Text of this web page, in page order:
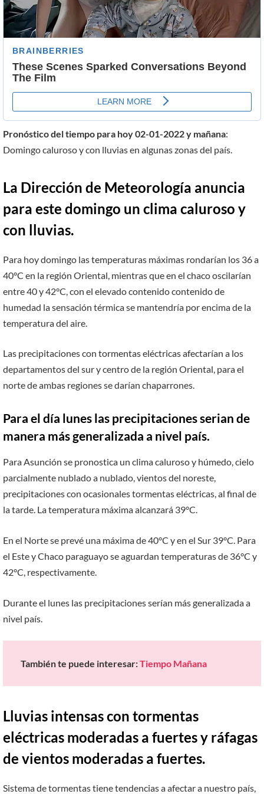
Pronóstico del tiempo para hoy 02-01-2022 y mañana:
Domingo caluroso y con lluvias en algunas zonas del país.
La Dirección de Meteorología anuncia
para este domingo un clima caluroso y
con lluvias.
Para hoy domingo las temperaturas máximas rondarían los 36 a
40°C en la región Oriental, mientras que en el chaco oscilarían
entre 40 y 42°C, con el elevado contenido contenido de
humedad la sensación térmica se mantendría por encima de la
temperatura del aire.
Las precipitaciones con tormentas eléctricas afectarían a los
departamentos del sur y centro de la región Oriental, para el
norte de ambas regiones se darían chaparrones.
Para el día lunes las precipitaciones serian de
manera más generalizada a nivel país.
Para Asunción se pronostica un clima caluroso y húmedo, cielo
parcialmente nublado a nublado, vientos del noreste,
precipitaciones con ocasionales tormentas eléctricas, al final de
la tarde. La temperatura máxima alcanzará 39°C.
En el Norte se prevé una máxima de 40°C y en el Sur 39°C. Para
el Este y Chaco paraguayo se aguardan temperaturas de 36°C y
42°C, respectivamente.
Durante el lunes las precipitaciones serían más generalizada a
nivel país.
También te puede interesar:Tiempo Mañana
Lluvias intensas con tormentas
eléctricas moderadas a fuertes y ráfagas
de vientos moderadas a fuertes.
Sistema de tormentas tiene tendencias a afectar a nuestro país,